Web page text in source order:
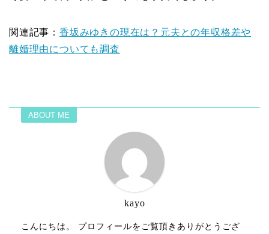
関連記事： 香坂みゆきの現在は？元夫との年収格差や
離婚理由についても調査
ABOUT ME
kayo
こんにちは。 プロフィールをご覧頂きありがとうござ